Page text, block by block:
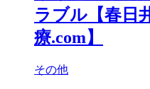
ラブル【春日
療.com】
その他